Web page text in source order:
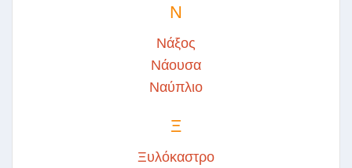
Ν
Νάξος
Νάουσα
Ναύπλιο
Ξ
Ξυλόκαστρο